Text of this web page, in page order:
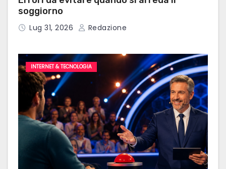
soggiorno
Lug 31, 2026 Redazione
INTERNET & TECNOLOGIA